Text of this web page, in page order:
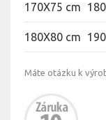
170X75 cm
180X80 cm
Máte otázku k